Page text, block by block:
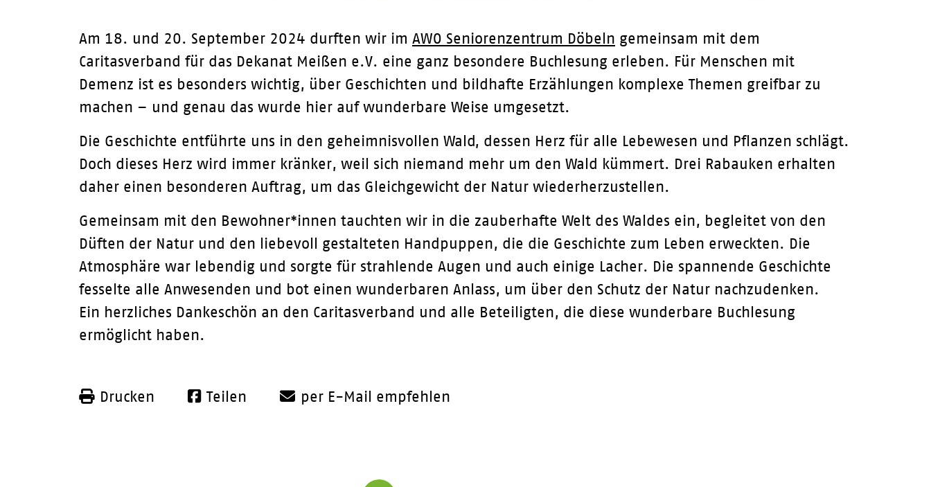
Am 18. und 20. September 2024 durften wir im AWO Seniorenzentrum Döbeln gemeinsam mit dem
Caritasverband für das Dekanat Meißen e.V. eine ganz besondere Buchlesung erleben. Für Menschen mit
Demenz ist es besonders wichtig, über Geschichten und bildhafte Erzählungen komplexe Themen greifbar zu
machen – und genau das wurde hier auf wunderbare Weise umgesetzt.
Die Geschichte entführte uns in den geheimnisvollen Wald, dessen Herz für alle Lebewesen und Pflanzen schlägt.
Doch dieses Herz wird immer kränker, weil sich niemand mehr um den Wald kümmert. Drei Rabauken erhalten
daher einen besonderen Auftrag, um das Gleichgewicht der Natur wiederherzustellen.
Gemeinsam mit den Bewohner*innen tauchten wir in die zauberhafte Welt des Waldes ein, begleitet von den
Düften der Natur und den liebevoll gestalteten Handpuppen, die die Geschichte zum Leben erweckten. Die
Atmosphäre war lebendig und sorgte für strahlende Augen und auch einige Lacher. Die spannende Geschichte
fesselte alle Anwesenden und bot einen wunderbaren Anlass, um über den Schutz der Natur nachzudenken.
Ein herzliches Dankeschön an den Caritasverband und alle Beteiligten, die diese wunderbare Buchlesung
ermöglicht haben.
Drucken Teilen per E-Mail empfehlen